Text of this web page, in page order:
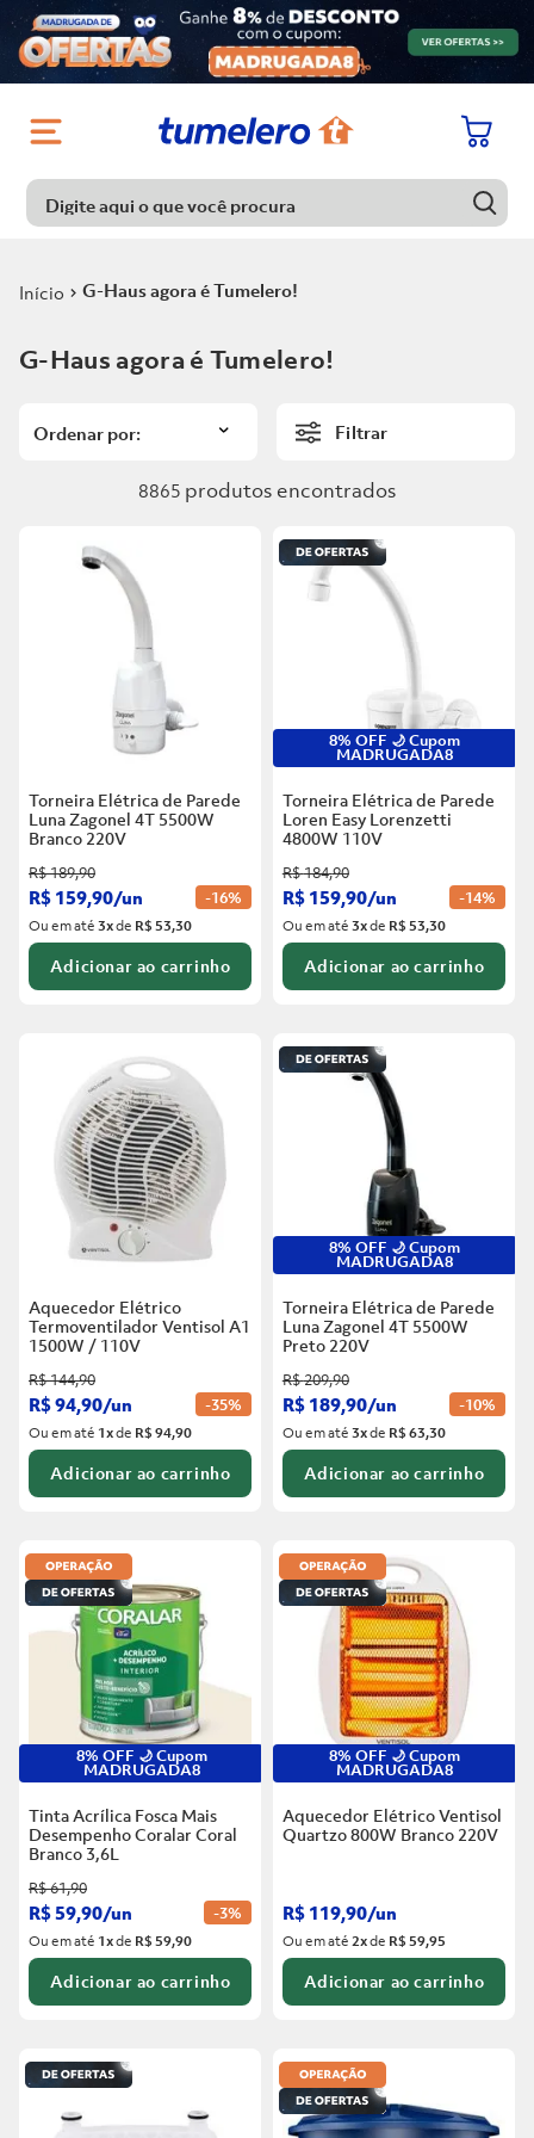
Digite aqui o que você procura
G-Haus agora é Tumelero!
G-Haus agora é Tumelero!
Filtrar
8865 produtos
Torneira Elétrica de Parede
Luna Zagonel 4T 5500W
Branco 220V
R$189,90
R$ 159,90/un -16%
Ou em até3xde R$ 53,30
Adicionar ao carrinho
8% OFF 🌙 Cupom
MADRUGADA8
Torneira Elétrica de Parede
Loren Easy Lorenzetti
4800W 110V
R$184,90
R$ 159,90/un -14%
Ou em até3xde R$ 53,30
Adicionar ao carrinho
Aquecedor Elétrico
Termoventilador Ventisol A1
1500W / 110V
R$144,90
R$94,90/un -35%
Ou em até 1xde R$ 94,90
Adicionar ao carrinho
8% OFF 🌙 Cupom
MADRUGADA8
Torneira Elétrica de Parede
Luna Zagonel 4T 5500W
Preto 220V
R$209,90
R$ 189,90/un -10%
Ou em até3xde R$ 63,30
Adicionar ao carrinho
8% OFF 🌙 Cupom
MADRUGADA8
Tinta Acrílica Fosca Mais
Desempenho Coralar Coral
Branco 3,6L
R$61,90
R$59,90/un -3%
Ou em até 1xde R$ 59,90
Adicionar ao carrinho
8% OFF 🌙 Cupom
MADRUGADA8
Aquecedor Elétrico Ventisol
Quartzo 800W Branco 220V
R$ 119,90/un
Ou em até2xde R$ 59,95
Adicionar ao carrinho
2º Chuveiro
Piso Ceramico
Telha
Forro Pvc
Janela
Termos mais buscados
2º Chuveiro
Porta
Telha
Forro Pvc
Vaso Sanitário
Rodapé
10º Janela